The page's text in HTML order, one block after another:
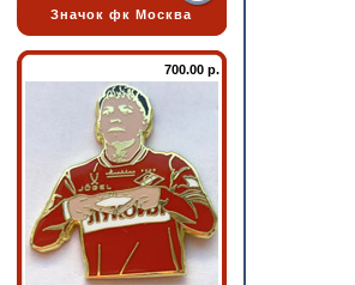
Значок фк Москва
700.00 р.